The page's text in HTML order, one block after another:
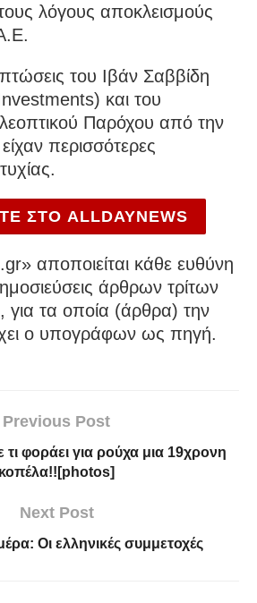
λόγους αποκλεισμούς
του Ιβάν Σαββίδη
και του
Παρόχου από την
περισσότερες
ΣΤΟ ALLDAYNEWS
αποποιείται κάθε ευθύνη
άρθρων τρίτων
για τα οποία (άρθρα) την
ο υπογράφων ως πηγή.
Previous Post
τι φοράει για ρούχα μια 19χρονη
κοπέλα!![photos]
Next Post
Οι ελληνικές συμμετοχές